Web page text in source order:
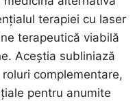
terapiei cu laser
terapeutică viabilă
Aceștia subliniază
complementare,
pentru anumite